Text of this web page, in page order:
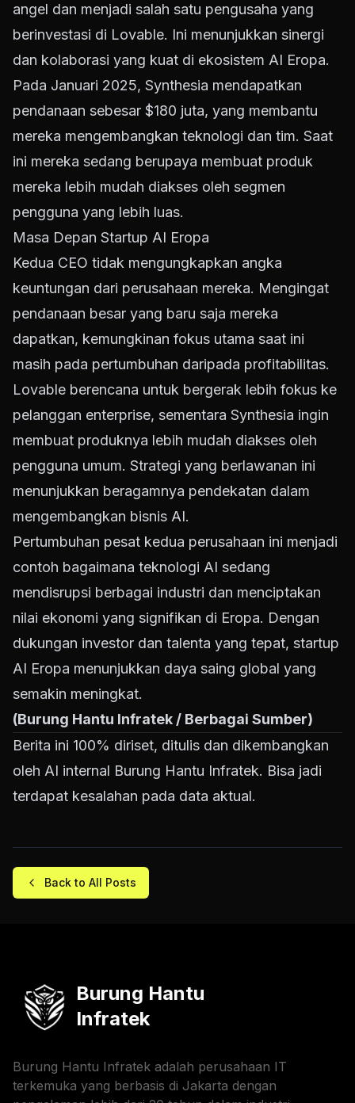
angel dan menjadi salah satu pengusaha yang
berinvestasi di Lovable. Ini menunjukkan sinergi
dan kolaborasi yang kuat di ekosistem AI Eropa.
Pada Januari 2025, Synthesia mendapatkan
pendanaan sebesar $180 juta, yang membantu
mereka mengembangkan teknologi dan tim. Saat
ini mereka sedang berupaya membuat produk
mereka lebih mudah diakses oleh segmen
pengguna yang lebih luas.
Masa Depan Startup AI Eropa
Kedua CEO tidak mengungkapkan angka
keuntungan dari perusahaan mereka. Mengingat
pendanaan besar yang baru saja mereka
dapatkan, kemungkinan fokus utama saat ini
masih pada pertumbuhan daripada profitabilitas.
Lovable berencana untuk bergerak lebih fokus ke
pelanggan enterprise, sementara Synthesia ingin
membuat produknya lebih mudah diakses oleh
pengguna umum. Strategi yang berlawanan ini
menunjukkan beragamnya pendekatan dalam
mengembangkan bisnis AI.
Pertumbuhan pesat kedua perusahaan ini menjadi
contoh bagaimana teknologi AI sedang
mendisrupsi berbagai industri dan menciptakan
nilai ekonomi yang signifikan di Eropa. Dengan
dukungan investor dan talenta yang tepat, startup
AI Eropa menunjukkan daya saing global yang
semakin meningkat.
(Burung Hantu Infratek / Berbagai Sumber)
Berita ini 100% diriset, ditulis dan dikembangkan
oleh AI internal Burung Hantu Infratek. Bisa jadi
terdapat kesalahan pada data aktual.
Back to All Posts
Burung Hantu
Infratek
Burung Hantu Infratek adalah perusahaan IT
terkemuka yang berbasis di Jakarta dengan